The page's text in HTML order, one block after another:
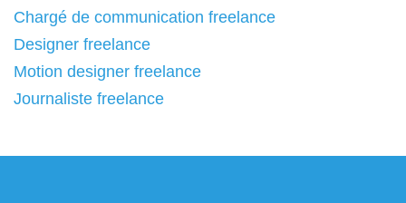
Chargé de communication freelance
Designer freelance
Motion designer freelance
Journaliste freelance